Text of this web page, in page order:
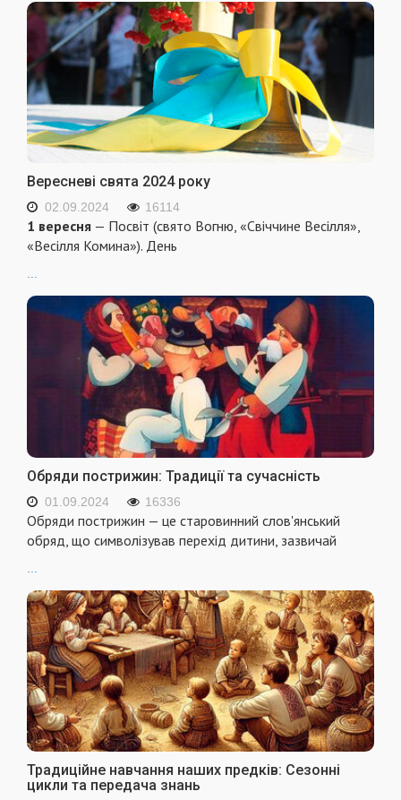
Вересневі свята 2024 року
02.09.2024 16114
1 вересня — Посвіт (свято Вогню, «Свіччине Весілля»,
«Весілля Комина»). День
...
Обряди пострижин: Традиції та сучасність
01.09.2024 16336
Обряди пострижин — це старовинний слов'янський
обряд, що символізував перехід дитини, зазвичай
Традиційне навчання наших предків: Сезонні
цикли та передача знань